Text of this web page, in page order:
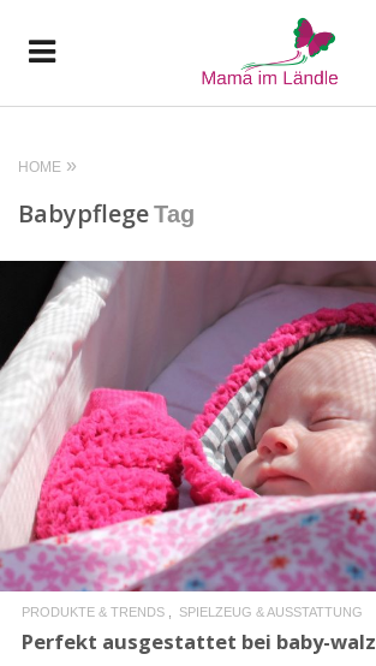
HOME
BabypflegeTag
READ MORE
PRODUKTE & TRENDS SPIELZEUG & AUSSTATTUNG
Perfekt ausgestattet bei baby-walz